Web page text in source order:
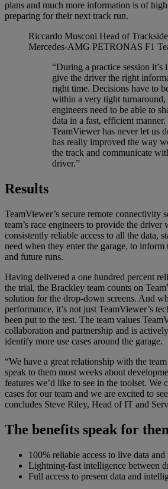
plans and much more information is of
preparing for their next track run.
Riccardo Musconi Head of
Mercedes-AMG PETRONAS F1
“During a practice session it’s
give the driver the right
right time. Decisions have to
within a very tight turnaround,
engineers need to be able to
data in a fast, efficient manner.
TeamViewer has never let us
has really improved the way
the track and communicate
driver.”
Results
TeamViewer’s secure remote connectivity
team’s race engineers to provide the driver
consistently reliable access to all the data,
need when they enter the garage, to
and future runs.
Having delivered a one hundred percent
the trial, the Brackley team counts on
solution for the drop-down screens. And
performance, it’s not just TeamViewer’s
been put to the test. The team values
collaboration and partnership and is
identify more use cases around the garage.
“We have a great relationship with the
speak to them most weeks about
features we’d like to see in the toolset. We
cases for our team and we are excited to
concludes Steve Riley, Head of IT and
The benefits speak for
100% reliable access to live data
Lightning-fast intelligence between
Full access to present data and